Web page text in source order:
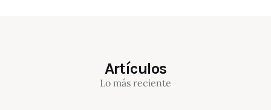
Artículos
Lo más reciente